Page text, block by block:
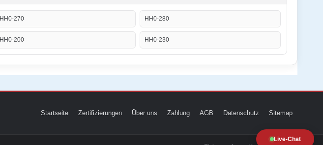
Live-Chat
HH0-270 HH0-280
HH0-200 HH0-230
Startseite Zertifizierungen Über uns Zahlung AGB Datenschutz Sitemap